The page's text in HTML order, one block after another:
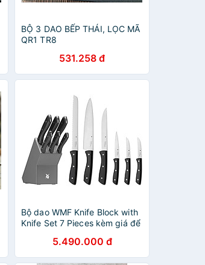
BỘ 3 DAO BẾP THÁI, LỌC MÃ
QR1 TR8
531.258 đ
Bộ dao WMF Knife Block with
Knife Set 7 Pieces kèm giá để
5.490.000 đ